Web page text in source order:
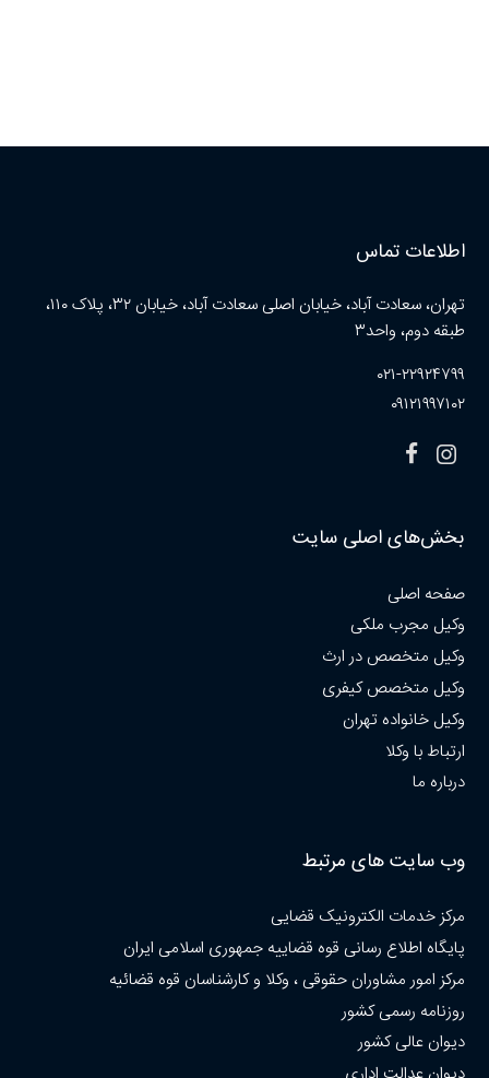
اطلاعات تماس
تهران، سعادت آباد، خیابان اصلی سعادت آباد، خیابان ۳۲، پلاک ۱۱۰،
طبقه دوم، واحد۳
۰۲۱-۲۲۹۲۴۷۹۹
۰۹۱۲۱۹۹۷۱۰۲
بخش‌های اصلی سایت
صفحه اصلی
وکیل مجرب ملکی
وکیل متخصص در ارث
وکیل متخصص کیفری
وکیل خانواده تهران
ارتباط با وکلا
درباره ما
وب سایت های مرتبط
مرکز خدمات الکترونیک قضایی
پایگاه اطلاع رسانی قوه قضاییه جمهوری اسلامی ایران
مرکز امور مشاوران حقوقی ، وکلا و کارشناسان قوه قضائیه
روزنامه رسمی کشور
دیوان عالی کشور